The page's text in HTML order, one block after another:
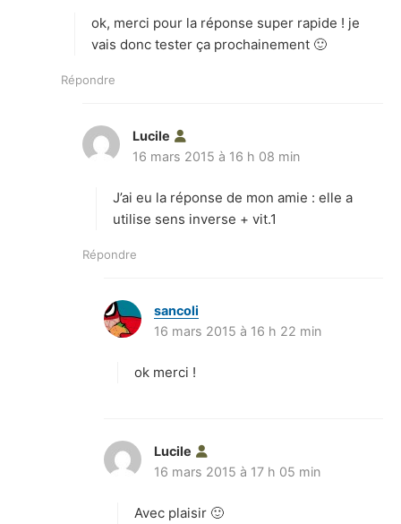
:
ok, merci pour la réponse super rapide ! je
vais donc tester ça prochainement 🙂
Répondre
Lucile
i
:
16 mars 2015 à 16 h 08 min
J’ai eu la réponse de mon amie : elle a
utilise sens inverse + vit.1
Répondre
sancoli
i
16 mars 2015 à 16 h 22 min
ok merci !
Lucile
i
16 mars 2015 à 17 h 05 min
Avec plaisir 🙂